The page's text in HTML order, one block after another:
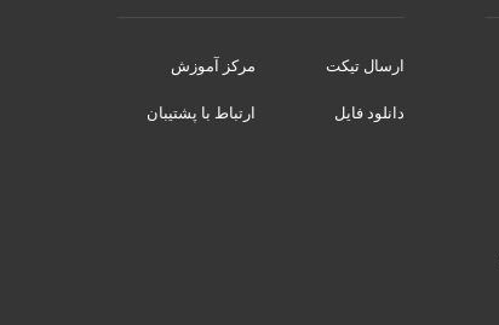
ارسال تیکت مرکز آموزش
دانلود فایل ارتباط با پشتیبان